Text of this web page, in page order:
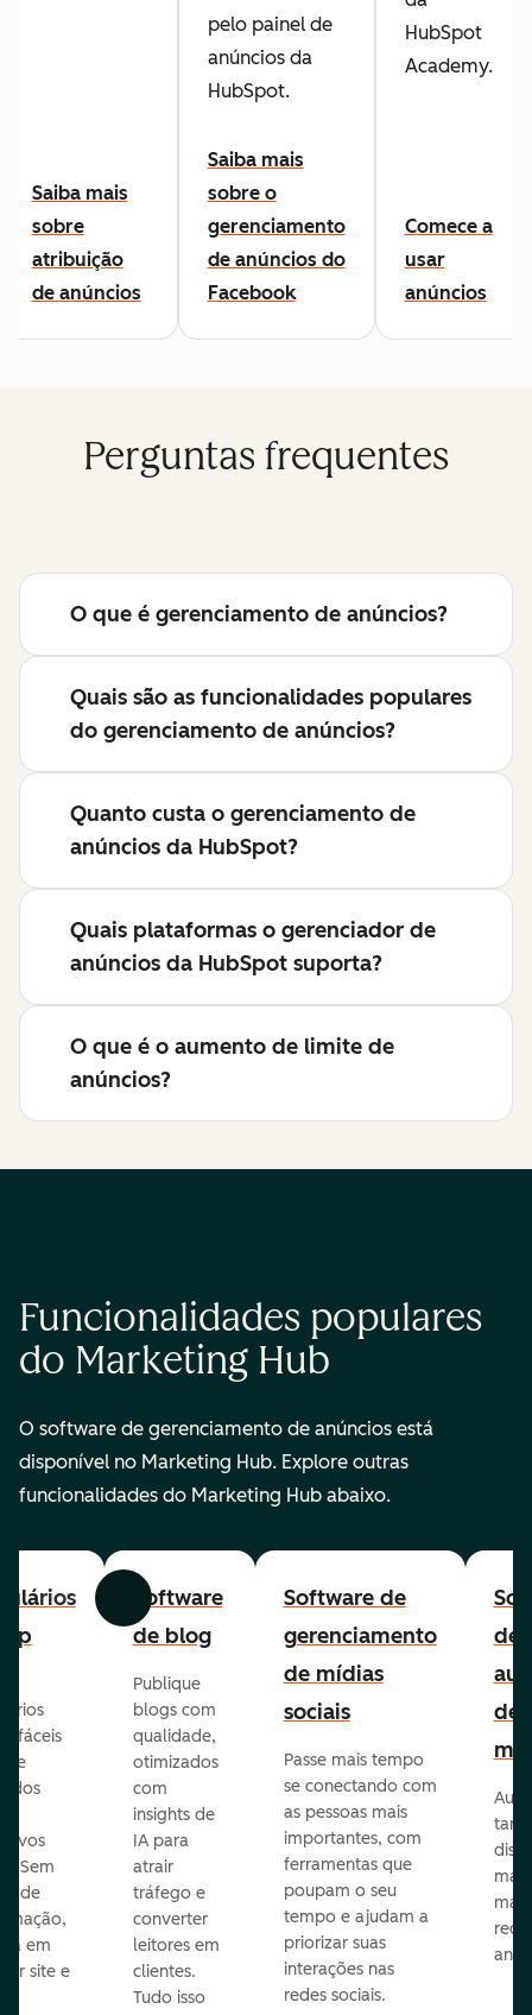
Saiba mais
sobre
atribuição
de anúncios
pelo painel de
anúncios da
HubSpot.
Saiba mais
sobre o
gerenciamento
de anúncios do
Facebook
HubSpot
Academy.
Comece a
usar
anúncios
Perguntas frequentes
O que é gerenciamento de anúncios?
Quais são as funcionalidades populares
do gerenciamento de anúncios?
Quanto custa o gerenciamento de
anúncios da HubSpot?
Quais plataformas o gerenciador de
anúncios da HubSpot suporta?
O que é o aumento de limite de
anúncios?
Funcionalidades populares
do Marketing Hub
O software de gerenciamento de anúncios está
disponível no Marketing Hub. Explore outras
funcionalidades do Marketing Hub abaixo.
Anterior Avançar
fáceis
e
Sem
de
em
site e
Software
de blog
Publique
blogs com
qualidade,
otimizados
com
insights de
IA para
atrair
tráfego e
converter
leitores em
clientes.
Tudo isso
Software de
gerenciamento
de mídias
sociais
Passe mais tempo
se conectando com
as pessoas mais
importantes, com
ferramentas que
poupam o seu
tempo e ajudam a
priorizar suas
interações nas
redes sociais.
de
de
mail